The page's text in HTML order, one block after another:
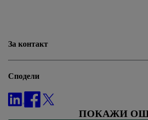
За контакт
Сподели
ПОКАЖИ